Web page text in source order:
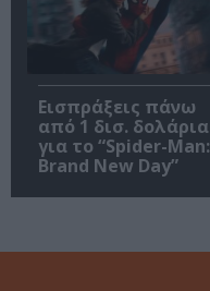
Εισπράξεις πάνω
από 1 δισ. δολάρια
για το “Spider-Man:
Brand New Day”